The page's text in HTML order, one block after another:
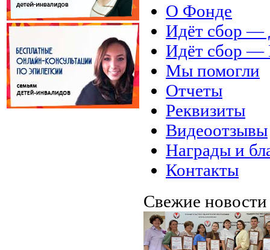
О Фонде
Идёт сбор
Идёт сбор
Мы помогли
Отчеты
Реквизиты
Видеоотзывы
Награды и
Контакты
Свежие